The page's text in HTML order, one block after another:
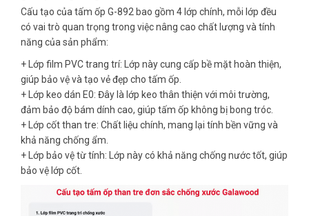
Cấu tạo của tấm ốp G-892 bao gồm 4 lớp chính, mỗi lớp đều
có vai trò quan trọng trong việc nâng cao chất lượng và tính
năng của sản phẩm:
+ Lớp film PVC trang trí: Lớp này cung cấp bề mặt hoàn thiện,
giúp bảo vệ và tạo vẻ đẹp cho tấm ốp.
+ Lớp keo dán E0: Đây là lớp keo thân thiện với môi trường,
đảm bảo độ bám dính cao, giúp tấm ốp không bị bong tróc.
+ Lớp cốt than tre: Chất liệu chính, mang lại tính bền vững và
khả năng chống ẩm.
+ Lớp bảo vệ từ tính: Lớp này có khả năng chống nước tốt, giúp
bảo vệ lớp cốt.